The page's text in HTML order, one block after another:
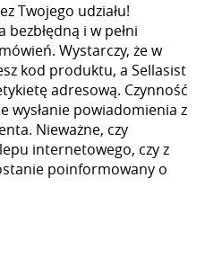
Twojego udziału!
bezbłędną i w pełni
Wystarczy, że w
kod produktu, a Sellasist
adresową. Czynność
wysłanie powiadomienia z
Nieważne, czy
internetowego, czy z
poinformowany o